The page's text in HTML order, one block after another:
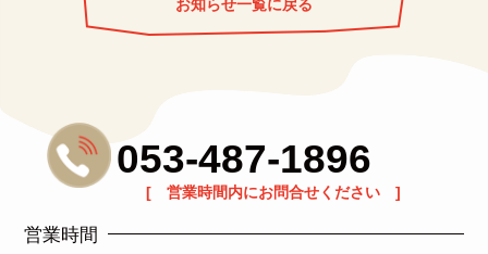
お知らせ一覧に戻る
053-487-1896
[ 営業時間内にお問合せください ]
営業時間